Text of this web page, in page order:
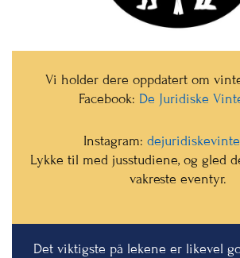
Vi holder dere oppdatert om
Facebook: De Juridiske
Instagram:
Lykke til med jusstudiene, og gled
vakreste eventyr.
Det viktigste på lekene er likevel